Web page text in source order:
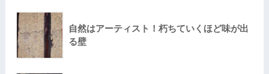
自然はアーティスト！朽ちていくほど味が出
る壁